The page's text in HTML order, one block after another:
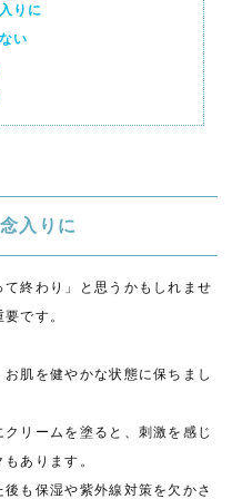
りに
い
入りに
終わり」と思うかもしれませ
です。
肌を健やかな状態に保ちまし
リームを塗ると、刺激を感じ
あります。
も保湿や紫外線対策を欠かさ